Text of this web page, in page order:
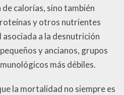
calorías, sino también
y otros nutrientes
a la desnutrición
y ancianos, grupos
más débiles.
la mortalidad no siempre es